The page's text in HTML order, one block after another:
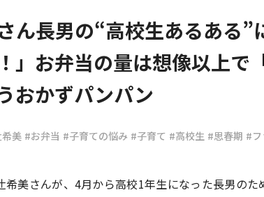
ん長男の“高校生あるある”
」お弁当の量は想像以上で
おかずパンパン
美 #お弁当 #子育ての悩み #子育て #高校生 #思春期 #
希美さんが、4月から高校1年生になった長男の